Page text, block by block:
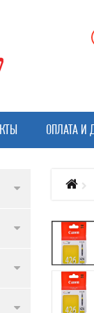
ОПЛАТА И